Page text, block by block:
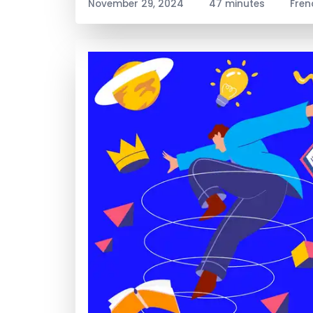
November 29, 2024 47 minutes